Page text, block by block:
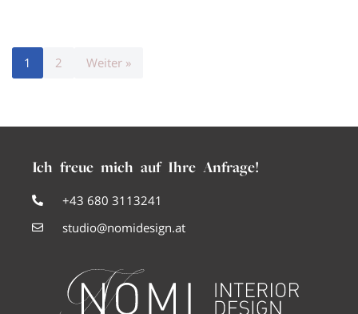
1 2 Weiter »
Ich freue mich auf Ihre Anfrage!
+43 680 3113241
studio@nomidesign.at